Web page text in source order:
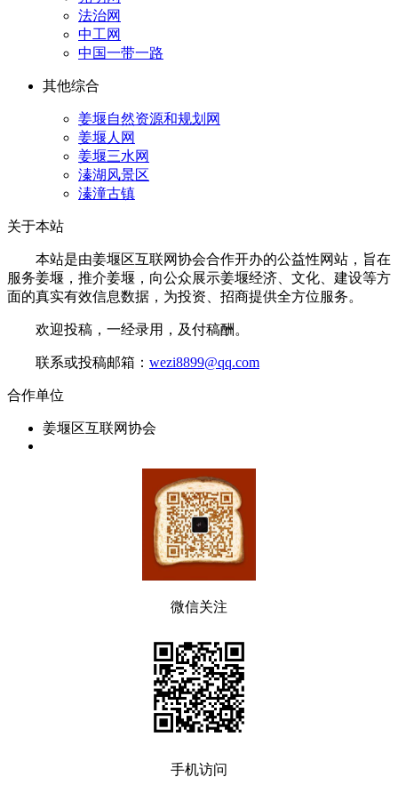
法治网
中工网
中国一带一路
其他综合
姜堰自然资源和规划网
姜堰人网
姜堰三水网
溱湖风景区
溱潼古镇
关于本站
本站是由姜堰区互联网协会合作开办的公益性网站，旨在
服务姜堰，推介姜堰，向公众展示姜堰经济、文化、建设等方
面的真实有效信息数据，为投资、招商提供全方位服务。
欢迎投稿，一经录用，及付稿酬。
联系或投稿邮箱： wezi8899@qq.com
合作单位
姜堰区互联网协会
微信关注
手机访问